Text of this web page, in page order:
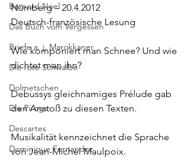
Bernard Noel
Das Buch vom Vergessen
Briefe a. j. Marokkaner
Die rote Schwalbe
Dolmetschen
Die Piroge
Descartes
Dominique Fernandez
Nürnberg – 20.4.2012
Deutsch-französische Lesung
Wie komponiert man Schnee? Und wie
dichtet man ihn?
Debussys gleichnamiges Prélude gab
den Anstoß zu diesen Texten.
Musikalität kennzeichnet die Sprache
von Jean-Michel Maulpoix.